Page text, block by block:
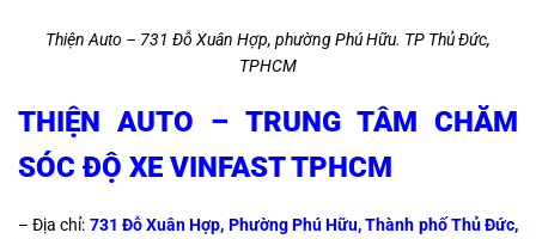
Thiện Auto – 731 Đỗ Xuân Hợp, phường Phú Hữu. TP Thủ Đức,
TPHCM
THIỆN AUTO – TRUNG TÂM CHĂM
SÓC ĐỘ XE VINFAST TPHCM
– Địa chỉ: 731 Đỗ Xuân Hợp, Phường Phú Hữu, Thành phố Thủ Đức,